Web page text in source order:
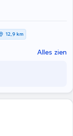
12,9 km
Alles zien